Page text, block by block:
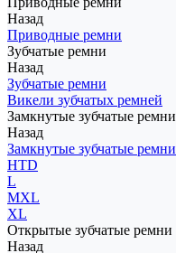
Назад
Приводные ремни
Зубчатые ремни
Назад
Зубчатые ремни
Викели зубчатых ремней
Замкнутые зубчатые ремни
Назад
Замкнутые зубчатые ремни
HTD
L
MXL
XL
Открытые зубчатые ремни
Назад